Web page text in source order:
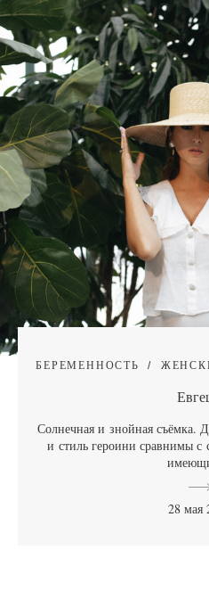
БЕРЕМЕННОСТЬ
Солнечная и знойная съёмка.
и стиль героини сравнимы
28 мая